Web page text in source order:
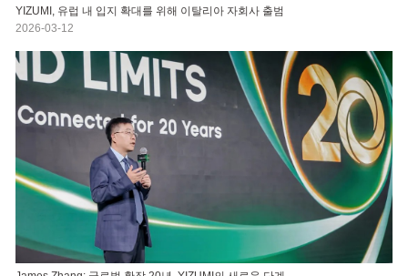
YIZUMI, 유럽 내 입지 확대를 위해 이탈리아 자회사 출범
2026-03-12